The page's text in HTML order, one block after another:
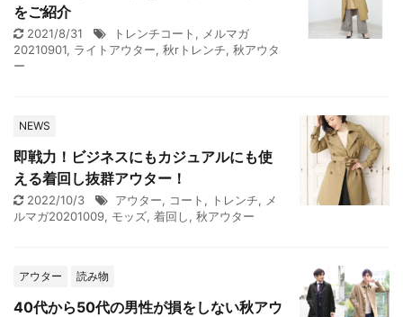
をご紹介
2021/8/31 トレンチコート , メルマガ
20210901, ライトアウター, 秋rトレンチ, 秋アウタ
ー
NEWS
即戦力！ビジネスにもカジュアルにも使
える着回し抜群アウター！
2022/10/3 アウター, コート , トレンチ, メ
ルマガ20201009, モッズ, 着回し, 秋アウター
アウター 読み物
40代から50代の男性が損をしない秋アウ